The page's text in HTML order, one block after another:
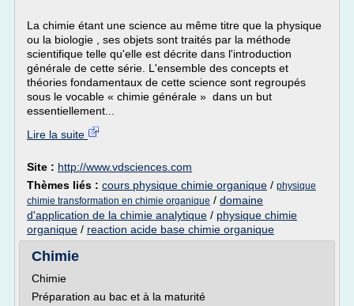
La chimie étant une science au même titre que la physique
ou la biologie , ses objets sont traités par la méthode
scientifique telle qu'elle est décrite dans l'introduction
générale de cette série. L'ensemble des concepts et
théories fondamentaux de cette science sont regroupés
sous le vocable « chimie générale » dans un but
essentiellement...
Lire la suite
Site : http://www.vdsciences.com
Thèmes liés : cours physique chimie organique / physique
chimie transformation en chimie organique / domaine
d'application de la chimie analytique / physique chimie
organique / reaction acide base chimie organique
Chimie
Chimie
Préparation au bac et à la maturité